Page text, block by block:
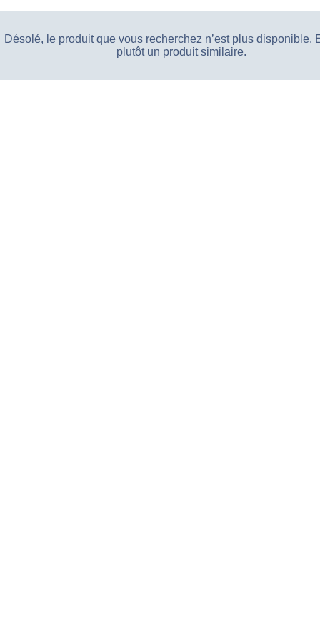
Désolé, le produit que vous recherchez n’est plus disponible.
plutôt un produit similaire.